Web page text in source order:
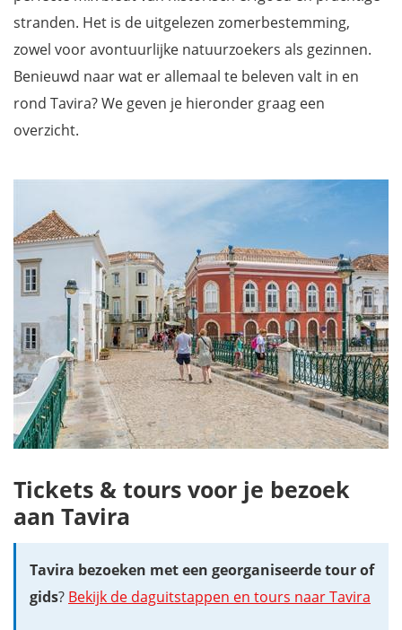
stranden. Het is de uitgelezen zomerbestemming,
zowel voor avontuurlijke natuurzoekers als gezinnen.
Benieuwd naar wat er allemaal te beleven valt in en
rond Tavira? We geven je hieronder graag een
overzicht.
Tickets & tours voor je bezoek
aan Tavira
Tavira bezoeken met een georganiseerde tour of
gids? Bekijk de daguitstappen en tours naar Tavira